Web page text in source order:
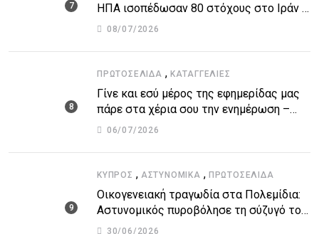
ΗΠΑ ισοπέδωσαν 80 στόχους στο Ιράν –
Μπαράζ επιθέσεων σε αμερικανικές
08/07/2026
ΠΡΩΤΟΣΈΛΙΔΑ , ΚΑΤΑΓΓΕΛΙΕΣ
Γίνε και εσύ μέρος της εφημερίδας μας
πάρε στα χέρια σου την ενημέρωση –
στείλε το δικό σου άρθρο την δική σου
06/07/2026
ΚΎΠΡΟΣ , ΑΣΤΥΝΟΜΙΚΆ , ΠΡΩΤΟΣΈΛΙΔΑ
Οικογενειακή τραγωδία στα Πολεμίδια:
Αστυνομικός πυροβόλησε τη σύζυγό του
και αυτοκτόνησε
30/06/2026